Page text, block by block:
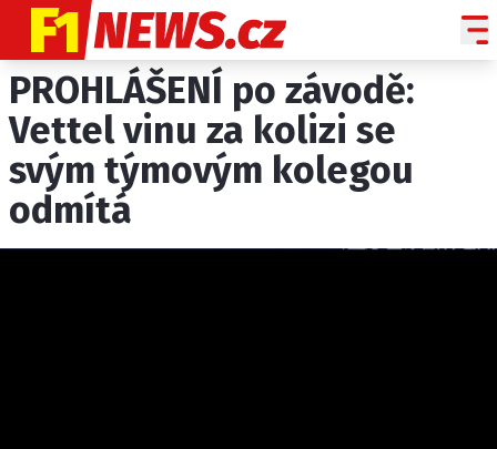
NOVINKY
GRAND PRIX
PADDOCK LINE
PROHLÁŠENÍ po závodě:
Vettel vinu za kolizi se
svým týmovým kolegou
odmítá